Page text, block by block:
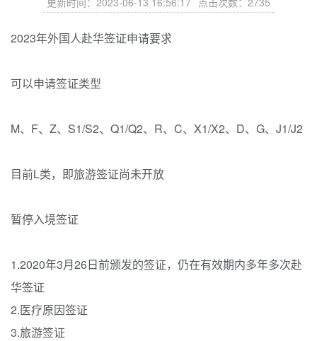
2023年外国人赴华签证申请要求
可以申请签证类型
M、F、Z、S1/S2、Q1/Q2、R、C、X1/X2、D、G、J1/J2
目前L类，即旅游签证尚未开放
暂停入境签证
1.2020年3月26日前颁发的签证，仍在有效期内多年多次赴
华签证
2.医疗原因签证
3.旅游签证